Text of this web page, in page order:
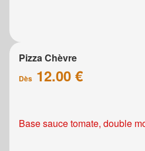
Pizza Chèvre
Dès 12.00 €
Base sauce tomate, double